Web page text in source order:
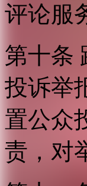
评论服
第十条
投诉举
置公众
责，对